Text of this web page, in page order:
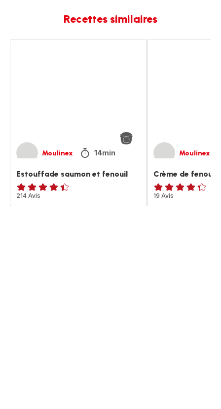
Recettes similaires
Moulinex 14min
Estouffade saumon et fenouil
ratings.4.4
214 Avis
Moulinex
Crème de fenouil
ratings.4.3
19 Avis